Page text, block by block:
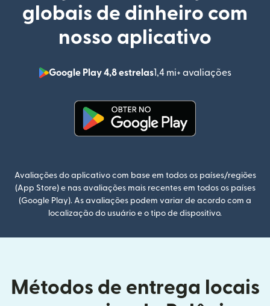
globais de dinheiro com
nosso aplicativo
Google Play 4,8 estrelas1,4 mi+ avaliações
(abre
Avaliações do aplicativo com base em todos os países/regiões
(App Store) e nas avaliações mais recentes em todos os países
(Google Play). As avaliações podem variar de acordo com a
localização do usuário e o tipo de dispositivo.
Métodos de entrega locais